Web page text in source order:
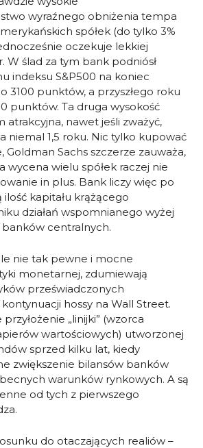
wyraźnego obniżenia tempa
spółek (do tylko 3%
oczekuje lekkiej
W ślad za tym bank podniósł
indeksu S&P500 na koniec
3100 punktów, a przyszłego roku
punktów. Ta druga wysokość
atrakcyjna, nawet jeśli zważyć,
niemal 1,5 roku. Nic tylko kupować
Goldman Sachs szczerze zauważa,
wycena wielu spółek raczej nie
in plus. Bank liczy więc po
kapitału krążącego
działań wspomnianego wyżej
banków centralnych.
nie tak pewne i mocne
monetarnej, zdumiewają
przeświadczonych
hossy na Wall Street.
„linijki” (wzorca
wartościowych) utworzonej
sprzed kilku lat, kiedy
zwiększenie bilansów banków
warunków rynkowych. A są
od tych z pierwszego
do otaczających realiów –